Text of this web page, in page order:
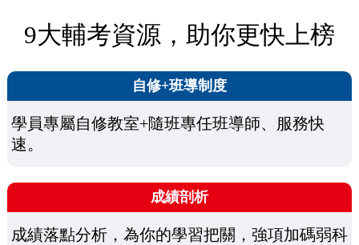
9大輔考資源，助你更快上榜
自修+班導制度
學員專屬自修教室+隨班專任班導師、服務快
速。
成績剖析
成績落點分析，為你的學習把關，強項加碼弱科